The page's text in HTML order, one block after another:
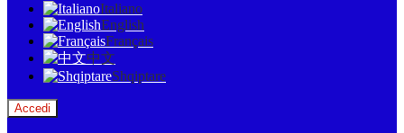
Italiano
English
Français
中文
Shqiptare
Accedi